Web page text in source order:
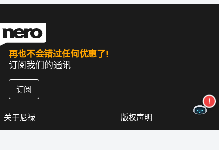
再也不会错过任何优惠了!
订阅我们的通讯
订阅
关于尼禄 版权声明